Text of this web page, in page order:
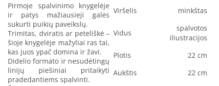
Pirmoje spalvinimo knygelėje
ir patys mažiausieji galės
sukurti puikių paveikslų.
Trimitas, dviratis ar peteliškė –
šioje knygelėje mažyliai ras tai,
kas juos ypač domina ir žavi.
Didelio formato ir nesudėtingų
linijų piešiniai pritaikyti
pradedantiems spalvinti.
Viršelis minkštas
Vidus
spalvotos
iliustracijos
Plotis
22 cm
Aukštis
22 cm